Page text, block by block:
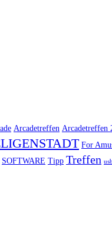
Arcadetreffen Arcadetreffen
For
SOFTWARE Tipp Treffen usb